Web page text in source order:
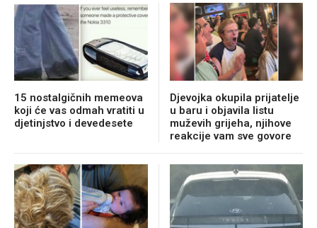
15 nostalgičnih memeova
koji će vas odmah vratiti u
djetinjstvo i devedesete
Djevojka okupila prijatelje
u baru i objavila listu
muževih grijeha, njihove
reakcije vam sve govore